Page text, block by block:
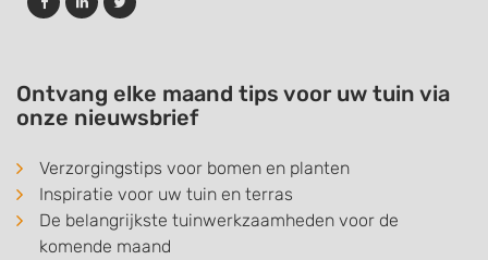
Ontvang elke maand tips voor uw tuin via
onze nieuwsbrief
Verzorgingstips voor bomen en planten
Inspiratie voor uw tuin en terras
De belangrijkste tuinwerkzaamheden voor de
komende maand